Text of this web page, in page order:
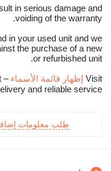
in serious damage and
voiding of the warranty.
in your used unit and we
the purchase of a new
or refurbished unit.
Visit إظهار قائمة الأسماء
and reliable service
طلب معلومات